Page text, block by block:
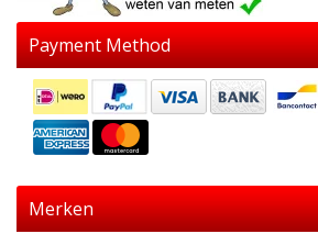
Payment Method
Merken